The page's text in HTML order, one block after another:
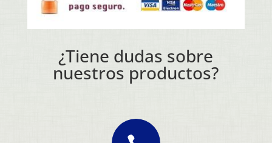
¿Tiene dudas sobre
nuestros productos?